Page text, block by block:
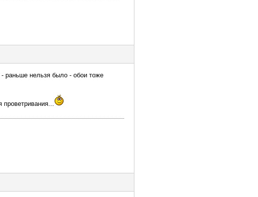
раньше нельзя было - обои тоже
проветривания...